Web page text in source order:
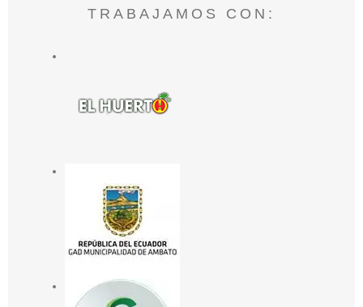
TRABAJAMOS CON: